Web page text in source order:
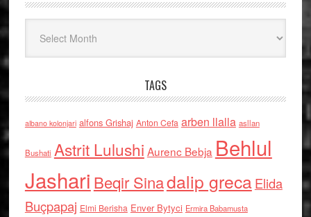
TAGS
albano kolonjari alfons Grishaj Anton Cefa arben llalla asllan
Bushati Astrit Lulushi Aurenc Bebja Behlul
Jashari Beqir Sinadalip grecaElida
Buçpapaj Elmi Berisha Enver Bytyci Ermira Babamusta